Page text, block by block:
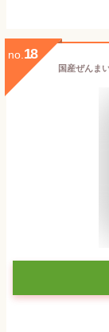
no. 18